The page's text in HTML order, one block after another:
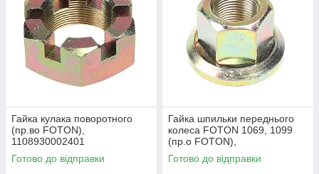
Гайка кулака поворотного
(пр.во FOTON),
1108930002401
Готово до відправки
Гайка шпильки переднього
колеса FOTON 1069, 1099
(пр.о FOTON),
1106930003404
Готово до відправки